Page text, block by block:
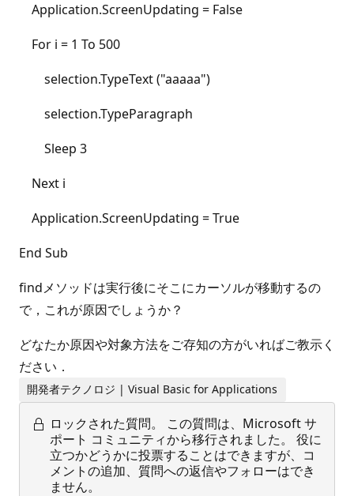
Application.ScreenUpdating = False
For i = 1 To 500
selection.TypeText ("aaaaa")
selection.TypeParagraph
Sleep 3
Next i
Application.ScreenUpdating = True
End Sub
findメソッドは実行後にそこにカーソルが移動するの
で，これが原因でしょうか？
どなたか原因や対象方法をご存知の方がいればご教示く
ださい．
開発者テクノロジ | Visual Basic for Applications
ロックされた質問。
この質問は、Microsoft サ
ポート コミュニティから移行されました。 役に
立つかどうかに投票することはできますが、コ
メントの追加、質問への返信やフォローはでき
ません。